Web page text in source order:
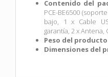
Contenido del
PCE-BE6500
bajo,
1 x Cable
garantía, 2 x Antena,
Peso del producto
Dimensiones del